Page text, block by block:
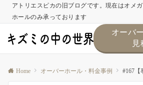
アトリエスピカの旧ブログです。現在はオメ
ホールのみ承っております
オーバ
見
Home オーバーホール・料金事例 #167【事